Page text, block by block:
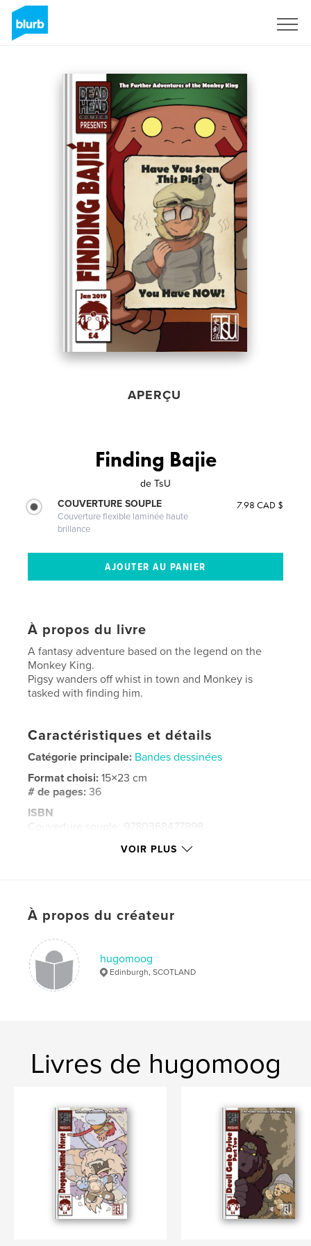
APERÇU
Finding Bajie
de TsU
COUVERTURE SOUPLE
Couverture flexible laminée haute
brillance
7.98 CAD $
À propos du livre
A fantasy adventure based on the legend on the
Monkey King.
Pigsy wanders off whist in town and Monkey is
tasked with finding him.
Caractéristiques et détails
Catégorie principale: Bandes dessinées
Format choisi:15×23 cm
# de pages:36
ISBN
Couverture souple: 9780368477898
Date de publication:mars 23, 2019
adventure
monkey
VOIR PLUS
À propos du créateur
hugomoog
Edinburgh, SCOTLAND
Livres de hugomoog